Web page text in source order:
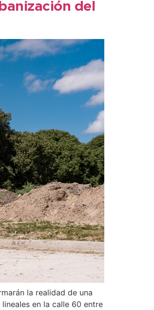
del
la realidad de una
en la calle 60 entre